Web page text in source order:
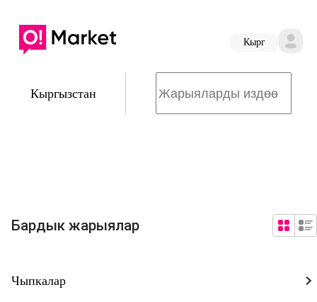
Кырг
Кыргызстан
Бардык жарыялар
Чыпкалар